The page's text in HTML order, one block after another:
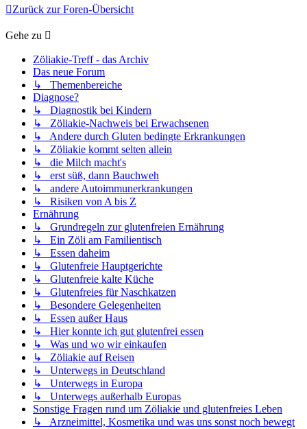
Zurück zur Foren-Übersicht
Gehe zu
Zöliakie-Treff - das Archiv
Das neue Forum
↳ Themenbereiche
Diagnose?
↳ Diagnostik bei Kindern
↳ Zöliakie-Nachweis bei Erwachsenen
↳ Andere durch Gluten bedingte Erkrankungen
↳ Zöliakie kommt selten allein
↳ die Milch macht's
↳ erst süß, dann Bauchweh
↳ andere Autoimmunerkrankungen
↳ Risiken von A bis Z
Ernährung
↳ Grundregeln zur glutenfreien Ernährung
↳ Ein Zöli am Familientisch
↳ Essen daheim
↳ Glutenfreie Hauptgerichte
↳ Glutenfreie kalte Küche
↳ Glutenfreies für Naschkatzen
↳ Besondere Gelegenheiten
↳ Essen außer Haus
↳ Hier konnte ich gut glutenfrei essen
↳ Was und wo wir einkaufen
↳ Zöliakie auf Reisen
↳ Unterwegs in Deutschland
↳ Unterwegs in Europa
↳ Unterwegs außerhalb Europas
Sonstige Fragen rund um Zöliakie und glutenfreies Leben
↳ Arzneimittel, Kosmetika und was uns sonst noch bewegt